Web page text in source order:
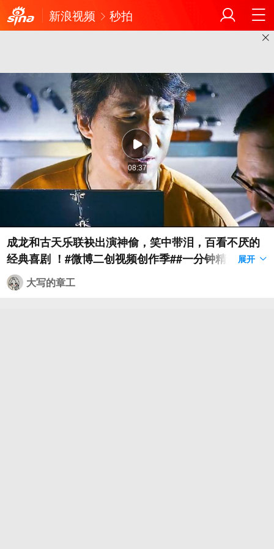
新浪视频 秒拍
08:37
成龙和古天乐联袂出演神偷，笑中带泪，百看不厌的
经典喜剧 ！#微博二创视频创作季##一分钟精选视频
扶持计划# ​
展开
大写的章工